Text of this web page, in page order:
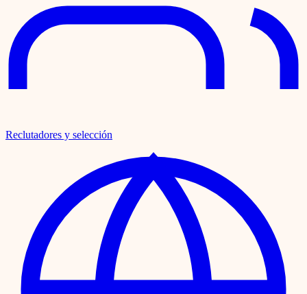
Reclutadores y selección